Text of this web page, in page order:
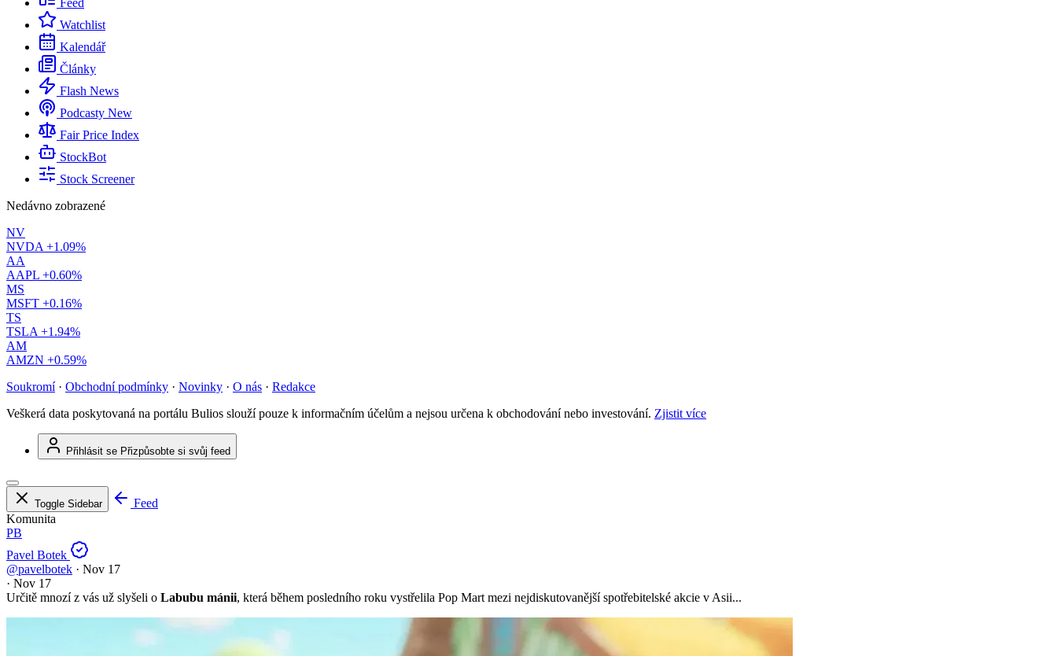
Feed
Watchlist
Kalendář
Články
Flash News
Podcasty New
Fair Price Index
StockBot
Stock Screener
Nedávno zobrazené
NV
NVDA +1.09%
AA
AAPL +0.60%
MS
MSFT +0.16%
TS
TSLA +1.94%
AM
AMZN +0.59%
Soukromí · Obchodní podmínky · Novinky · O nás · Redakce
Veškerá data poskytovaná na portálu Bulios slouží pouze k informačním účelům a nejsou určena k obchodování nebo investování. Zjistit více
Přihlásit se Přizpůsobte si svůj feed
Toggle Sidebar
Feed
Komunita
PB
Pavel Botek
@pavelbotek · Nov 17
· Nov 17
Určitě mnozí z vás už slyšeli o Labubu mánii, která během posledního roku vystřelila Pop Mart mezi nejdiskutovanější spotřebitelské akcie v Asii...